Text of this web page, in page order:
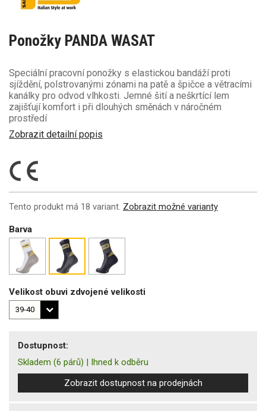
Ponožky PANDA WASAT
Speciální pracovní ponožky s elastickou bandáží proti
sjíždění, polstrovanými zónami na patě a špičce a větracími
kanálky pro odvod vlhkosti. Jemné šití a neškrtící lem
zajišťují komfort i při dlouhých směnách v náročném
prostředí
Zobrazit detailní popis
Tento produkt má 18 variant. Zobrazit možné varianty
Barva
Velikost obuvi zdvojené velikosti
Dostupnost:
Skladem (6 párů) | Ihned k odběru
Zobrazit dostupnost na prodejnách